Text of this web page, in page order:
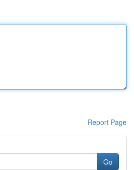
Report Page
Go